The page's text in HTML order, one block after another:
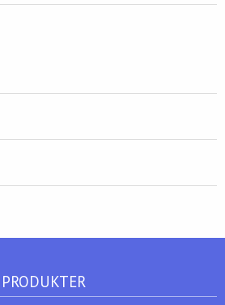
PRODUKTER